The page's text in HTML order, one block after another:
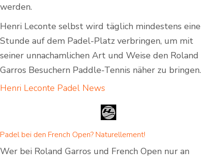
werden.
Henri Leconte selbst wird täglich mindestens eine
Stunde auf dem Padel-Platz verbringen, um mit
seiner unnachamlichen Art und Weise den Roland
Garros Besuchern Paddle-Tennis näher zu bringen.
Henri Leconte Padel News
Padel bei den French Open? Naturellement!
Wer bei Roland Garros und French Open nur an